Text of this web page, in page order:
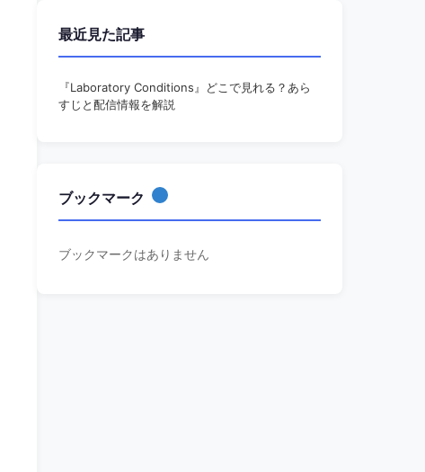
最近見た記事
『Laboratory Conditions』どこで見れる？あら
すじと配信情報を解説
ブックマーク
ブックマークはありません